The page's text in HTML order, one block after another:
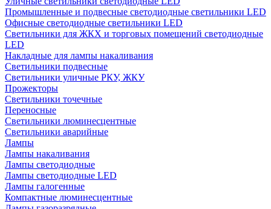
Промышленные и подвесные светодиодные светильники LED
Офисные светодиодные светильники LED
Светильники для ЖКХ и торговых помещений светодиодные
LED
Накладные для лампы накаливания
Светильники подвесные
Светильники уличные РКУ, ЖКУ
Прожекторы
Cветильники точечные
Переносные
Светильники люминесцентные
Светильники аварийные
Лампы
Лампы накаливания
Лампы светодиодные
Лампы светодиодные LED
Лампы галогенные
Компактные люминесцентные